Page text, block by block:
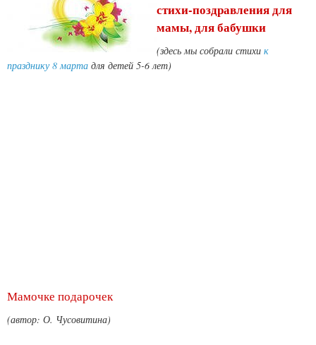
стихи-поздравления для
мамы, для бабушки
(здесь мы собрали стихи к
празднику 8 марта для детей 5-6 лет)
Мамочке подарочек
(автор: О. Чусовитина)